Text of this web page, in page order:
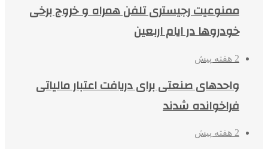
ممنوعیت رجیستری تلفن همراه و خروج برخی
خودروها در ایام اربعین
2 هفته پیش
واحدهای صنعتی برای دریافت اعتبار مالیاتی
فراخوانده شدند
2 هفته پیش